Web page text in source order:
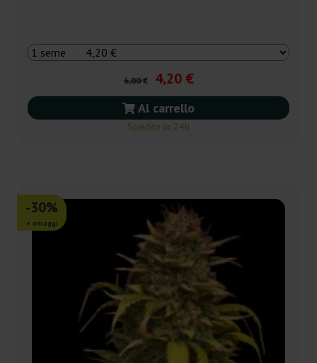
6,00 € 4,20 €
Al carrello
Spedito in 24h
-30%
+ omaggi